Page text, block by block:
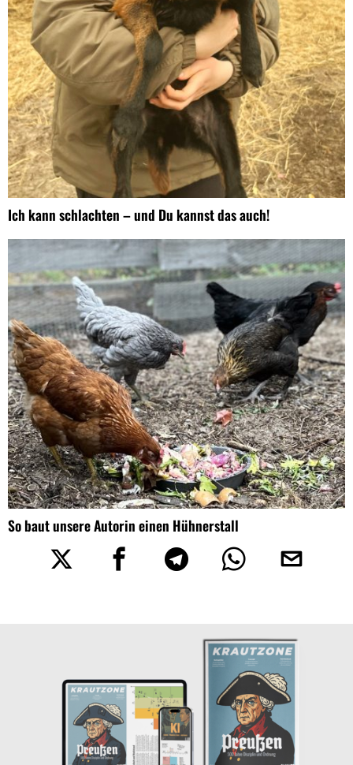
Ich kann schlachten – und Du kannst das auch!
So baut unsere Autorin einen Hühnerstall